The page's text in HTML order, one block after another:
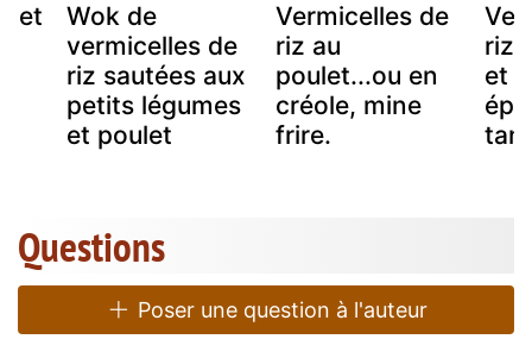
et
Wok de
vermicelles de
riz sautées aux
petits légumes
et poulet
Vermicelles de
riz au
poulet...ou en
créole, mine
frire.
riz
et
Questions
Poser une question à l'auteur